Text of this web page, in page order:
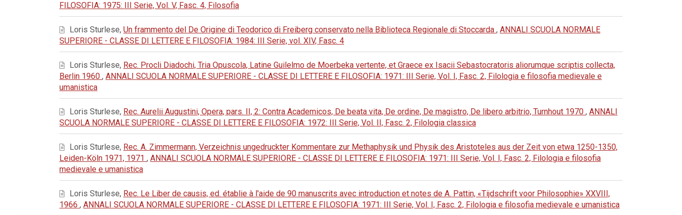
FILOSOFIA: 1975: III Serie, Vol. V, Fasc. 4, Filosofia
Loris Sturlese, Un frammento del De Origine di Teodorico di Freiberg conservato nella Biblioteca Regionale di Stoccarda , ANNALI SCUOLA NORMALE
SUPERIORE - CLASSE DI LETTERE E FILOSOFIA: 1984: III Serie, vol. XIV, Fasc. 4
Loris Sturlese, Rec. Procli Diadochi, Tria Opuscola, Latine Guilelmo de Moerbeka vertente, et Graece ex Isacii Sebastocratoris aliorumque scriptis collecta,
Berlin 1960 , ANNALI SCUOLA NORMALE SUPERIORE - CLASSE DI LETTERE E FILOSOFIA: 1971: III Serie, Vol. I, Fasc. 2, Filologia e filosofia medievale e
umanistica
Loris Sturlese, Rec. Aurelii Augustini, Opera, pars. II, 2: Contra Academicos, De beata vita, De ordine, De magistro, De libero arbitrio, Turnhout 1970 , ANNALI
SCUOLA NORMALE SUPERIORE - CLASSE DI LETTERE E FILOSOFIA: 1972: III Serie, Vol. II, Fasc. 2, Filologia classica
Loris Sturlese, Rec. A. Zimmermann, Verzeichnis ungedruckter Kommentare zur Methaphysik und Physik des Aristoteles aus der Zeit von etwa 1250-1350,
Leiden-Köln 1971, 1971 , ANNALI SCUOLA NORMALE SUPERIORE - CLASSE DI LETTERE E FILOSOFIA: 1971: III Serie, Vol. I, Fasc. 2, Filologia e filosofia
medievale e umanistica
Loris Sturlese, Rec. Le Liber de causis, ed. établie à l'aide de 90 manuscrits avec introduction et notes de A. Pattin, «Tijdschrift voor Philosophie» XXVIII,
1966 , ANNALI SCUOLA NORMALE SUPERIORE - CLASSE DI LETTERE E FILOSOFIA: 1971: III Serie, Vol. I, Fasc. 2, Filologia e filosofia medievale e umanistica